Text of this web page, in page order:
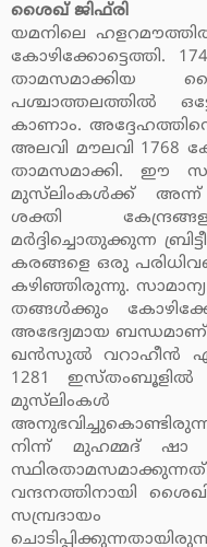
ശൈഖ് ജിഫ്‌രി
യമനിലെ
കോഴിക്കോട്ടെത്തി.
താമസമാക്കിയ
പശ്ചാത്തലത്തില്‍
കാണാം.
അലവി മൗലവി 1768
താമസമാക്കി. ഈ
മുസ്‌ലിംകള്‍ക്ക്
ശക്തി
മര്‍ദ്ദിച്ചൊതുക്കുന്ന
കരങ്ങളെ ഒരു
കഴിഞ്ഞിരുന്നു.
തങ്ങള്‍ക്കും
അഭേദ്യമായ ബന്ധമാണ്
ഖന്‍സുല്‍ വറാഹീന്‍
1281 ഇസ്തംബൂളില്‍
മുസ്‌ലിംകള്‍
നിന്ന് മുഹമ്മദ് ഷാ
വന്ദനത്തിനായി
സമ്പ്രദായം